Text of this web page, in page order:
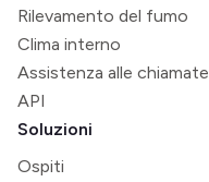
Rilevamento del fumo
Clima interno
Assistenza alle chiamate
API
Soluzioni
Ospiti